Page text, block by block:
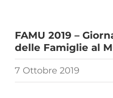
FAMU 2019 –
delle Famiglie al
7 Ottobre 2019